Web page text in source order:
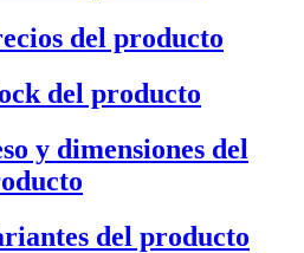
del producto
del producto
y dimensiones del
del producto